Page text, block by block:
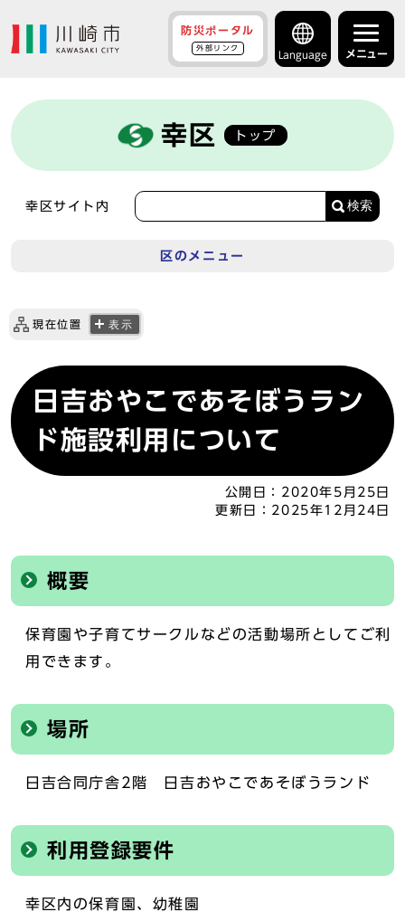
防災ポータル
外部リンク
Language メニュー
幸区 トップ
幸区サイト内 検索
区のメニュー
現在位置 表示
日吉おやこであそぼうラン
ド施設利用について
公開日： 2020年5月25日
更新日： 2025年12月24日
概要
保育園や子育てサークルなどの活動場所としてご利
用できます。
場所
日吉合同庁舎2階 日吉おやこであそぼうランド
利用登録要件
幸区内の保育園、幼稚園